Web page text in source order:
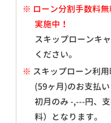
※ ローン分割手数料
実施中！
スキップローンキ
ください。
※ スキップローン利
(59ヶ月)のお支払い
初月のみ-,---円、
料）となります。